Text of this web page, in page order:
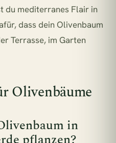
du mediterranes Flair in
dass dein Olivenbaum
Terrasse, im Garten
Olivenbäume
in